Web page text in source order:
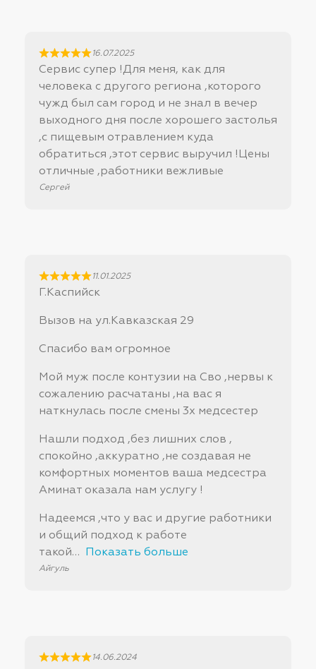
16.07.2025
Сервис супер !Для меня, как для
человека с другого региона ,которого
чужд был сам город и не знал в вечер
выходного дня после хорошего застолья
,с пищевым отравлением куда
обратиться ,этот сервис выручил !Цены
отличные ,работники вежливые
Сергей
11.01.2025
Г.Каспийск
Вызов на ул.Кавказская 29
Спасибо вам огромное
Мой муж после контузии на Сво ,нервы к
сожалению расчатаны ,на вас я
наткнулась после смены 3х медсестер
Нашли подход ,без лишних слов ,
спокойно ,аккуратно ,не создавая не
комфортных моментов ваша медсестра
Аминат оказала нам услугу !
Надеемся ,что у вас и другие работники
и общий подход к работе
такой
Показать больше
Айгуль
14.06.2024